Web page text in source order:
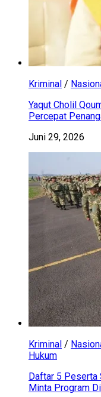
Kriminal /
Yaqut Cholil
Percepat
Juni 29, 2026
Kriminal /
Hukum
Daftar 5 Peserta
Minta Program